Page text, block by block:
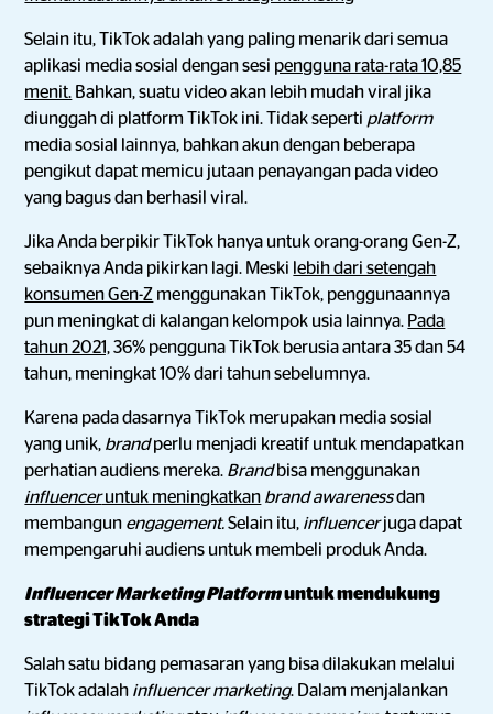
Selain itu, TikTok adalah yang paling menarik dari semua
aplikasi media sosial dengan sesi pengguna rata-rata 10,85
menit. Bahkan, suatu video akan lebih mudah viral jika
diunggah di platform TikTok ini. Tidak seperti platform
media sosial lainnya, bahkan akun dengan beberapa
pengikut dapat memicu jutaan penayangan pada video
yang bagus dan berhasil viral.
Jika Anda berpikir TikTok hanya untuk orang-orang Gen-Z,
sebaiknya Anda pikirkan lagi. Meski lebih dari setengah
konsumen Gen-Z menggunakan TikTok, penggunaannya
pun meningkat di kalangan kelompok usia lainnya. Pada
tahun 2021,36% pengguna TikTok berusia antara 35 dan 54
tahun, meningkat 10% dari tahun sebelumnya.
Karena pada dasarnya TikTok merupakan media sosial
yang unik, brandperlu menjadi kreatif untuk mendapatkan
perhatian audiens mereka. Brandbisa menggunakan
influenceruntuk meningkatkan brand awarenessdan
membangun engagement.Selain itu, influencerjuga dapat
mempengaruhi audiens untuk membeli produk Anda.
Influencer Marketing Platformuntuk mendukung
strategi TikTok Anda
Salah satu bidang pemasaran yang bisa dilakukan melalui
TikTok adalah influencer marketing. Dalam menjalankan